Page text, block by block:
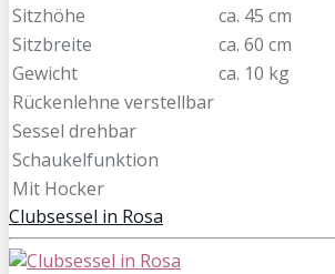
Sitzhöhe
ca. 45 cm
Sitzbreite
ca. 60 cm
Gewicht
ca. 10 kg
Rückenlehne verstellbar
Sessel drehbar
Schaukelfunktion
Mit Hocker
Clubsessel in Rosa